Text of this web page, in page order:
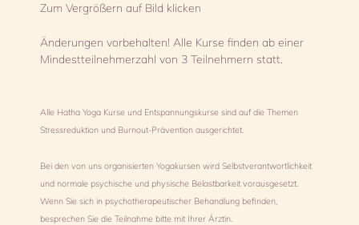
Zum Vergrößern auf Bild klicken
Änderungen vorbehalten! Alle Kurse finden ab einer
Mindestteilnehmerzahl von 3 Teilnehmern statt.
Alle Hatha Yoga Kurse und Entspannungskurse sind auf die Themen
Stressreduktion und Burnout-Prävention ausgerichtet.
Bei den von uns organisierten Yogakursen wird Selbstverantwortlichkeit
und normale psychische und physische Belastbarkeit vorausgesetzt.
Wenn Sie sich in psychotherapeutischer Behandlung befinden,
besprechen Sie die Teilnahme bitte mit Ihrer Ärztin.